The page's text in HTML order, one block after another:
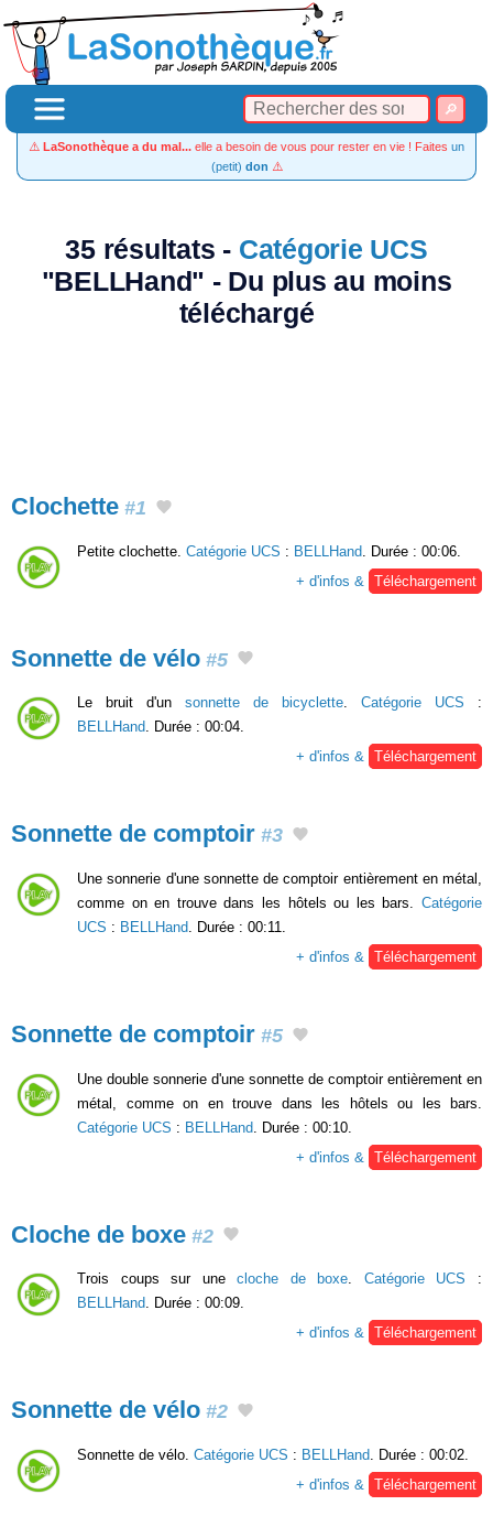
⚠️ LaSonothèque a du mal... elle a besoin de vous pour rester en vie ! Faites un
(petit) don ⚠️
35 résultats - Catégorie UCS
"BELLHand" - Du plus au moins
téléchargé
Clochette #1
Petite clochette. Catégorie UCS : BELLHand . Durée : 00:06.
+ d'infos &
Téléchargement
Sonnette de vélo #5
Le bruit d'un sonnette de bicyclette. Catégorie UCS :
BELLHand. Durée : 00:04.
+ d'infos & Téléchargement
Sonnette de comptoir #3
Une sonnerie d'une sonnette de comptoir entièrement en métal,
comme on en trouve dans les hôtels ou les bars. Catégorie
UCS : BELLHand . Durée : 00:11.
+ d'infos &
Téléchargement
Sonnette de comptoir #5
Une double sonnerie d'une sonnette de comptoir entièrement en
métal, comme on en trouve dans les hôtels ou les bars.
Catégorie UCS : BELLHand . Durée : 00:10.
+ d'infos &
Téléchargement
Cloche de boxe #2
Trois coups sur unecloche de boxe. Catégorie UCS :
BELLHand. Durée : 00:09.
+ d'infos & Téléchargement
Sonnette de vélo #2
Sonnette de vélo. Catégorie UCS : BELLHand . Durée : 00:02.
+ d'infos &
Téléchargement